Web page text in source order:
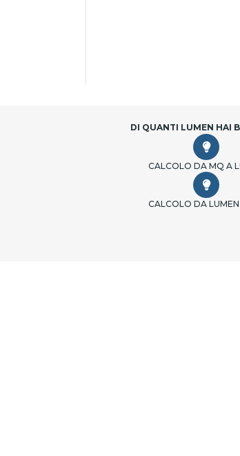
DI QUANTI LUMEN HAI
CALCOLO DA MQ A
CALCOLO DA